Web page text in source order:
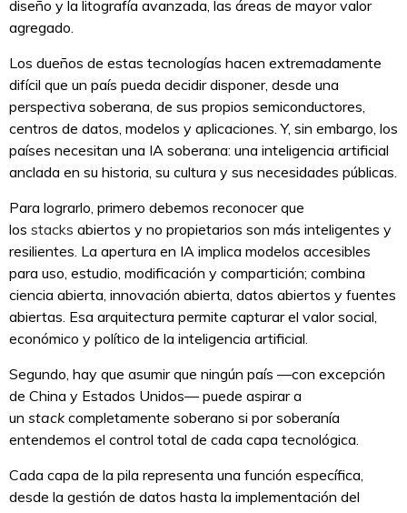
diseño y la litografía avanzada, las áreas de mayor valor
agregado.
Los dueños de estas tecnologías hacen extremadamente
difícil que un país pueda decidir disponer, desde una
perspectiva soberana, de sus propios semiconductores,
centros de datos, modelos y aplicaciones. Y, sin embargo, los
países necesitan una IA soberana: una inteligencia artificial
anclada en su historia, su cultura y sus necesidades públicas.
Para lograrlo, primero debemos reconocer que
los stacks abiertos y no propietarios son más inteligentes y
resilientes. La apertura en IA implica modelos accesibles
para uso, estudio, modificación y compartición; combina
ciencia abierta, innovación abierta, datos abiertos y fuentes
abiertas. Esa arquitectura permite capturar el valor social,
económico y político de la inteligencia artificial.
Segundo, hay que asumir que ningún país —con excepción
de China y Estados Unidos— puede aspirar a
un stack completamente soberano si por soberanía
entendemos el control total de cada capa tecnológica.
Cada capa de la pila representa una función específica,
desde la gestión de datos hasta la implementación del